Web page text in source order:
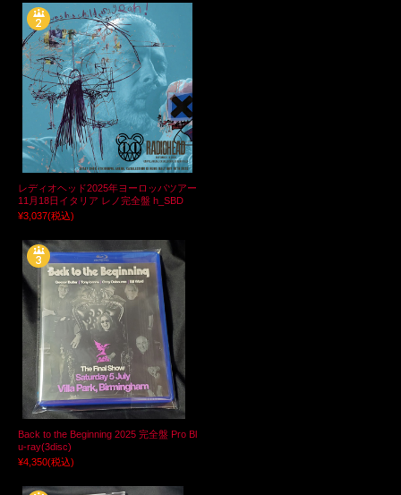
レディオヘッド2025年ヨーロッパツアー
11月18日イタリア レノ完全盤 h_SBD
¥3,037(税込)
Back to the Beginning 2025 完全盤 Pro Bl
u-ray(3disc)
¥4,350(税込)